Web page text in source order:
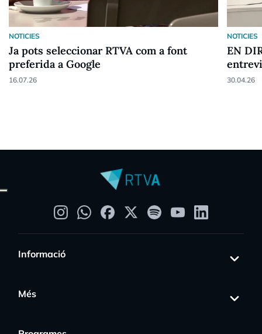
NOTICIES
Ja pots seleccionar RTVA com a font
preferida a Google
16.07.26
NOTICIES
EN
30.04.26
Informació
Més